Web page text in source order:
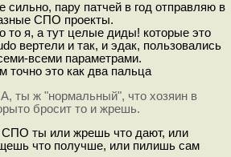
сильно, пару патчей в год отправляю в
СПО проекты.
то я, а тут целые диды! которые это
вертели и так, и эдак, пользовались
всеми параметрами.
точно это как два пальца
ты ж "нормальный", что хозяин в
бросит то и жрешь.
СПО ты или жрешь что дают, или
что получше, или пилишь сам